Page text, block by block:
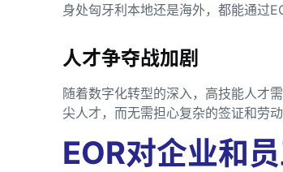
身处匈牙利本地还是海外，都能通过
人才争夺战加剧
随着数字化转型的深入，高技能人才
尖人才，而无需担心复杂的签证和劳
EOR对企业和